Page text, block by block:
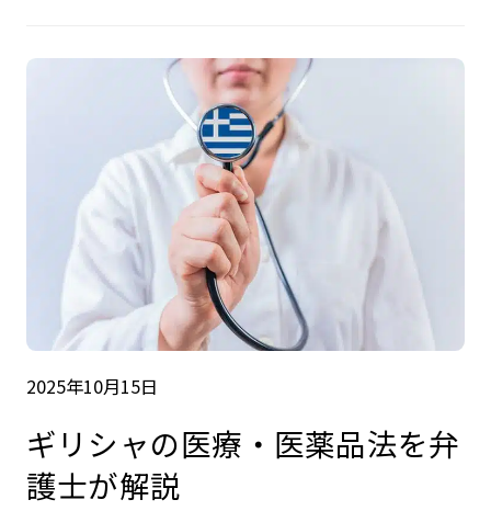
2025年10月15日
ギリシャの医療・医薬品法を弁
護士が解説